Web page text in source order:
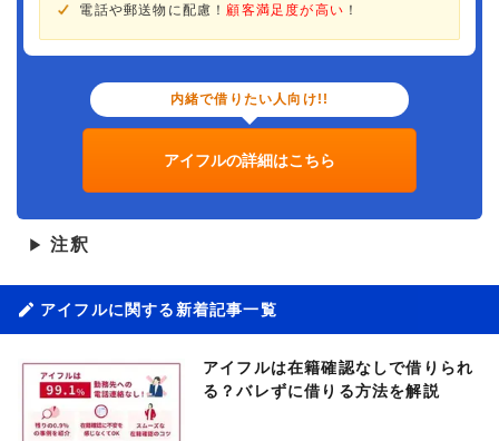
電話や郵送物に配慮！ 顧客満足度が高い ！
内緒で借りたい人向け!!
アイフルの詳細はこちら
▶ 注釈
アイフルに関する新着記事一覧
アイフルは在籍確認なしで借りられ
る？バレずに借りる方法を解説